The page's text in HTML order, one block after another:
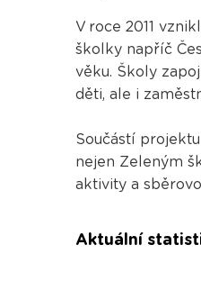
V roce 2011
školky napříč
věku. Školy
děti, ale i
Součástí
nejen Zeleným
aktivity a
Aktuální